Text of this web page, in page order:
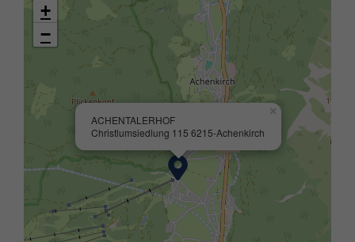
ACHENTALERHOF
Christlumsiedlung 115 6215-Achenkirch
×
+
−